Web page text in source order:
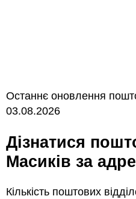
Останнє оновлення
03.08.2026
Дізнатися поштовий індекс с.
Масиків за
Кількість поштових